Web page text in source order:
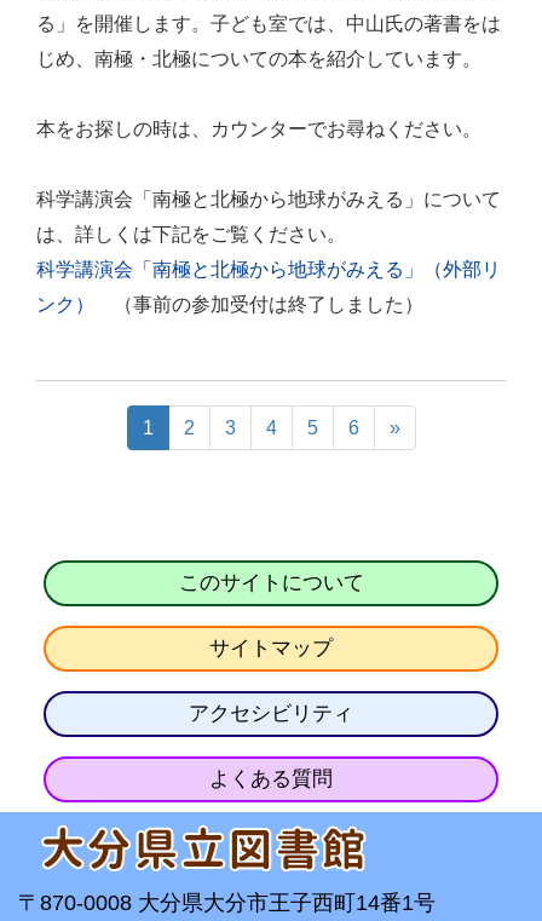
る」を開催します。子ども室では、中山氏の著書をは
じめ、南極・北極についての本を紹介しています。
本をお探しの時は、カウンターでお尋ねください。
科学講演会「南極と北極から地球がみえる」について
は、詳しくは下記をご覧ください。
科学講演会「南極と北極から地球がみえる」（外部リ
ンク）
（事前の参加受付は終了しました）
1 2 3 4 5 6 »
このサイトについて
サイトマップ
アクセシビリティ
よくある質問
〒870-0008 大分県大分市王子西町14番1号